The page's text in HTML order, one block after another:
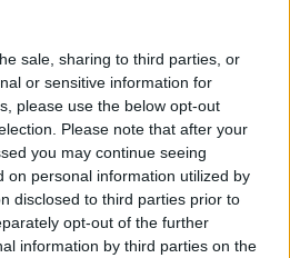
sale, sharing to third parties, or
or sensitive information for
please use the below opt-out
Please note that after your
you may continue seeing
on personal information utilized by
disclosed to third parties prior to
opt-out of the further
information by third parties on the
διαβήτη;
20 Μαϊος 2026
ΑΡΘΡΑ